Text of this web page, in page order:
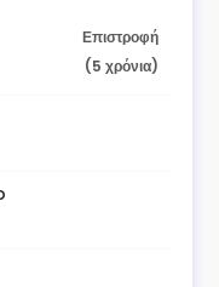
Επιστροφή
(5 χρόνια)